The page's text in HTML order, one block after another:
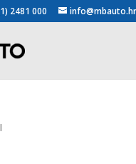
2481 000 info@mbauto.hr